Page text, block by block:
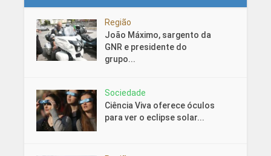
Região
João Máximo, sargento da
GNR e presidente do
grupo...
Sociedade
Ciência Viva oferece óculos
para ver o eclipse solar...